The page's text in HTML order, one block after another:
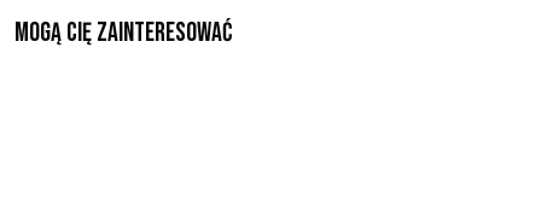
Mogą Cię zainteresować